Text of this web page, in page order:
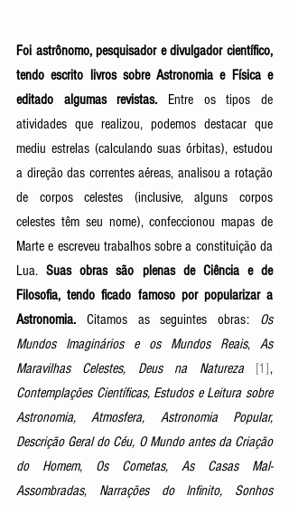
Foi astrônomo, pesquisador e divulgador científico,
tendo escrito livros sobre Astronomia e Física e
editado algumas revistas. Entre os tipos de
atividades que realizou, podemos destacar que
mediu estrelas (calculando suas órbitas), estudou
a direção das correntes aéreas, analisou a rotação
de corpos celestes (inclusive, alguns corpos
celestes têm seu nome), confeccionou mapas de
Marte e escreveu trabalhos sobre a constituição da
Lua. Suas obras são plenas de Ciência e de
Filosofia, tendo ficado famoso por popularizar a
Astronomia. Citamos as seguintes obras: Os
Mundos Imaginários e os Mundos Reais, As
Maravilhas Celestes, Deus na Natureza [1],
Contemplações Científicas, Estudos e Leitura sobre
Astronomia, Atmosfera, Astronomia Popular,
Descrição Geral do Céu, O Mundo antes da Criação
do Homem, Os Cometas, As Casas Mal-
Assombradas, Narrações do Infinito, Sonhos